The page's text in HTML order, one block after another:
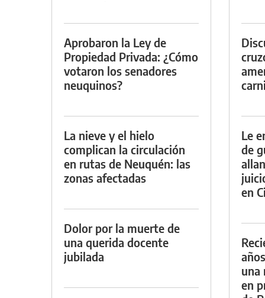
Aprobaron la Ley de
Propiedad Privada: ¿Cómo
votaron los senadores
neuquinos?
La nieve y el hielo
complican la circulación
en rutas de Neuquén: las
zonas afectadas
Dolor por la muerte de
una querida docente
jubilada
Le
de
en
una
en